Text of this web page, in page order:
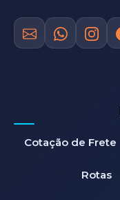
Cotação de Frete
Rotas